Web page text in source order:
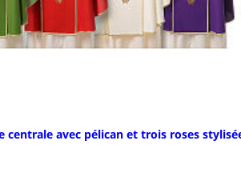
centrale avec pélican et trois roses